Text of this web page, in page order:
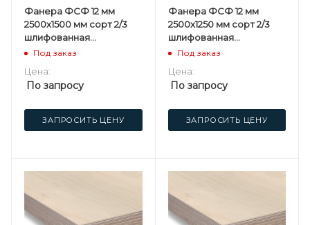
Фанера ФСФ 12 мм
2500х1500 мм сорт 2/3
шлифованная
березовая
Под заказ
Цена:
По запросу
ЗАПРОСИТЬ ЦЕНУ
Фанера ФСФ 12 мм
2500х1250 мм сорт 2/3
шлифованная
березовая
Под заказ
Цена:
По запросу
ЗАПРОСИТЬ ЦЕНУ